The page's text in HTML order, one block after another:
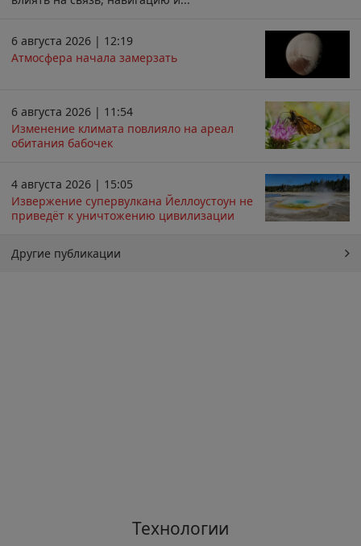
6 августа 2026 | 12:19
Атмосфера начала замерзать
6 августа 2026 | 11:54
Изменение климата повлияло на ареал
обитания бабочек
4 августа 2026 | 15:05
Извержение супервулкана Йеллоустоун не
приведёт к уничтожению цивилизации
Другие публикации
Технологии